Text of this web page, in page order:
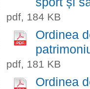
pdf, 184 KB
Ordinea
pdf, 181 KB
Ordinea